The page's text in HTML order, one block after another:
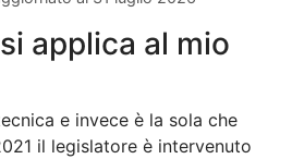
applica al mio
e invece è la sola che
il legislatore è intervenuto